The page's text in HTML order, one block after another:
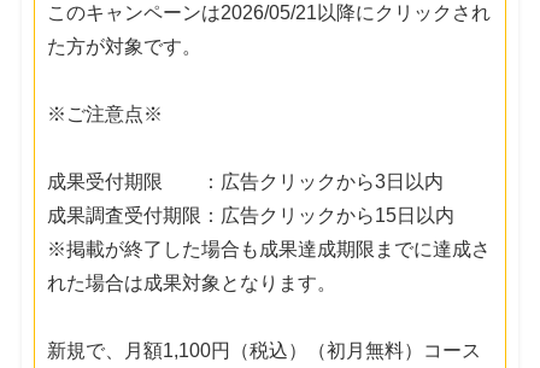
このキャンペーンは2026/05/21以降にクリックされ
た方が対象です。
※ご注意点※
成果受付期限 ：広告クリックから3日以内
成果調査受付期限：広告クリックから15日以内
※掲載が終了した場合も成果達成期限までに達成さ
れた場合は成果対象となります。
新規で、月額1,100円（税込）（初月無料）コース